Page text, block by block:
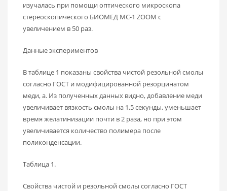
изучалась при помощи оптического микроскопа
стереоскопического БИОМЕД МС-1 ZOOM с
увеличением в 50 раз.
Данные экспериментов
В таблице 1 показаны свойства чистой резольной смолы
согласно ГОСТ и модифицированной резорцинатом
меди, а. Из полученных данных видно, добавление меди
увеличивает вязкость смолы на 1,5 секунды, уменьшает
время желатинизации почти в 2 раза, но при этом
увеличивается количество полимера после
поликонденсации.
Таблица 1.
Свойства чистой и резольной смолы согласно ГОСТ